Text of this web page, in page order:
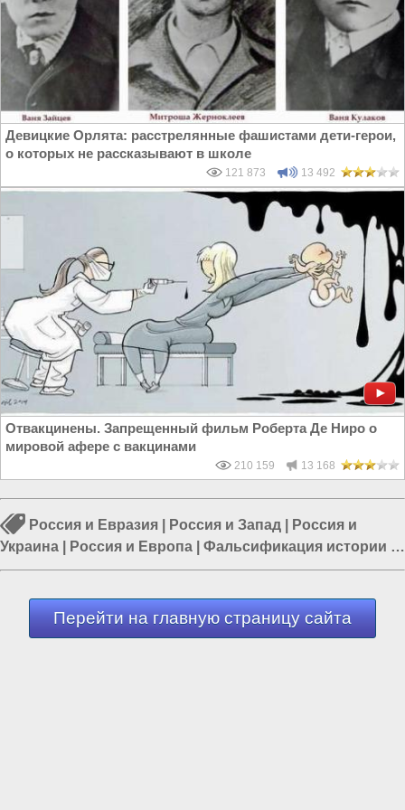
Девицкие Орлята: расстрелянные фашистами дети-герои,
о которых не рассказывают в школе
121 873 13 492
Отвакцинены. Запрещенный фильм Роберта Де Ниро о
мировой афере с вакцинами
210 159 13 168
Россия и Евразия Россия и Запад
Россия и
Украина
Россия и Европа Фальсификация истории |
Европа и Украина|Россия и ЕС
Перейти на главную страницу сайта